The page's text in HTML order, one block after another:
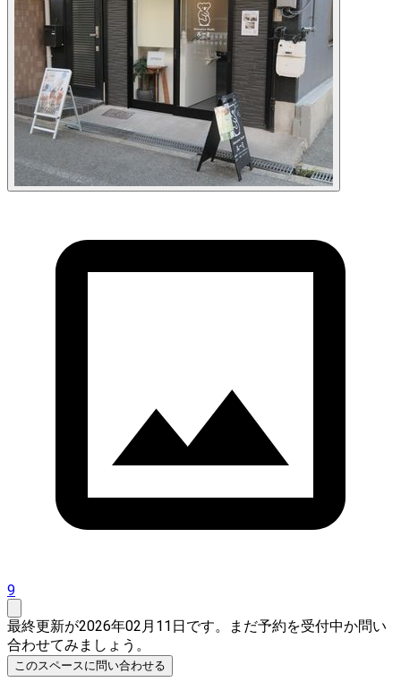
9
最終更新が2026年02月11日です。まだ予約を受付中か問い
合わせてみましょう。
このスペースに問い合わせる